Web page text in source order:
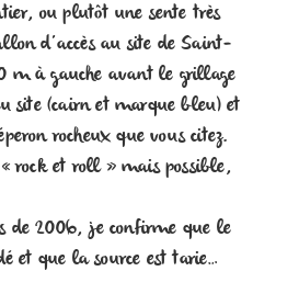
ou plutôt une sente très
d’accès au site de Saint-
m à gauche avant le grillage
site (cairn et marque bleu) et
rocheux que vous citez.
« rock et roll » mais possible,
de 2006, je confirme que le
et que la source est tarie…